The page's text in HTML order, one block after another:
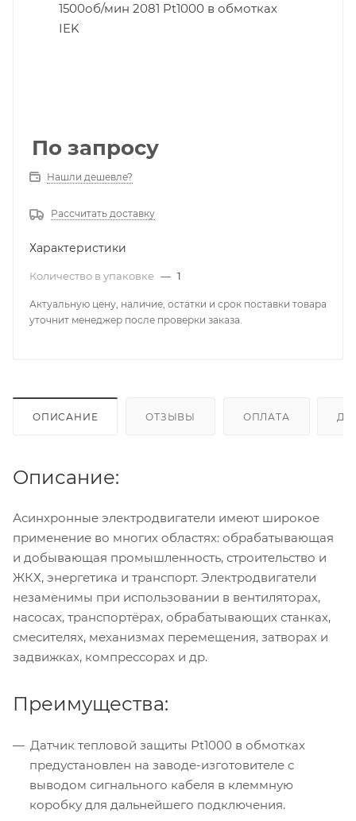
По запросу
Нашли дешевле?
Рассчитать доставку
Характеристики
Количество в упаковке — 1
Актуальную цену, наличие, остатки и срок поставки товара
уточнит менеджер после проверки заказа.
ОПИСАНИЕ ОТЗЫВЫ ОПЛАТА
Описание:
Асинхронные электродвигатели имеют широкое
применение во многих областях: обрабатывающая
и добывающая промышленность, строительство и
ЖКХ, энергетика и транспорт. Электродвигатели
незаменимы при использовании в вентиляторах,
насосах, транспортёрах, обрабатывающих станках,
смесителях, механизмах перемещения, затворах и
задвижках, компрессорах и др.
Преимущества:
Датчик тепловой защиты Pt1000 в обмотках
предустановлен на заводе-изготовителе с
выводом сигнального кабеля в клеммную
коробку для дальнейшего подключения.